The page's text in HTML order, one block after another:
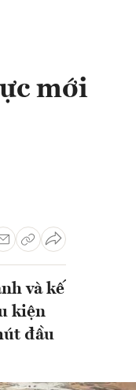
mới
và kế
kiện
đầu